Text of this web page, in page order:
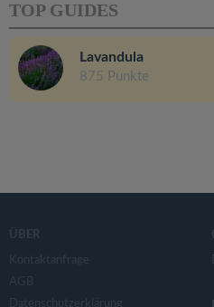
TOP GUIDES
Lavandula
875 Punkte
ÜBER
Kontaktanfrage
AGB
Datenschutzerklärung